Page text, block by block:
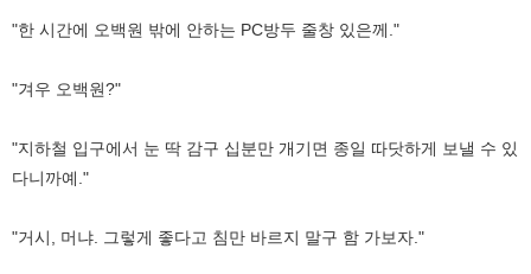
"한 시간에 오백원 밖에 안하는 PC방두 줄창 있은께."
"겨우 오백원?"
"지하철 입구에서 눈 딱 감구 십분만 개기면 종일 따닷하게 보낼 수 있
다니까예."
"거시, 머냐. 그렇게 좋다고 침만 바르지 말구 함 가보자."